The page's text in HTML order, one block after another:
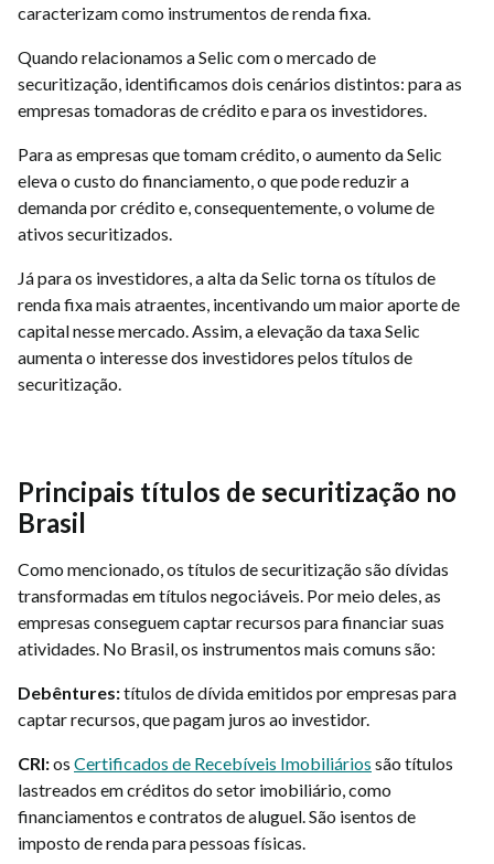
caracterizam como instrumentos de renda fixa.
Quando relacionamos a Selic com o mercado de
securitização, identificamos dois cenários distintos: para as
empresas tomadoras de crédito e para os investidores.
Para as empresas que tomam crédito, o aumento da Selic
eleva o custo do financiamento, o que pode reduzir a
demanda por crédito e, consequentemente, o volume de
ativos securitizados.
Já para os investidores, a alta da Selic torna os títulos de
renda fixa mais atraentes, incentivando um maior aporte de
capital nesse mercado. Assim, a elevação da taxa Selic
aumenta o interesse dos investidores pelos títulos de
securitização.
Principais títulos de securitização no
Brasil
Como mencionado, os títulos de securitização são dívidas
transformadas em títulos negociáveis. Por meio deles, as
empresas conseguem captar recursos para financiar suas
atividades. No Brasil, os instrumentos mais comuns são:
Debêntures:títulos de dívida emitidos por empresas para
captar recursos, que pagam juros ao investidor.
CRI:os Certificados de Recebíveis Imobiliários são títulos
lastreados em créditos do setor imobiliário, como
financiamentos e contratos de aluguel. São isentos de
imposto de renda para pessoas físicas.